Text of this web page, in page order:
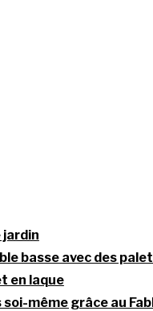
jardin
basse avec des
en laque
soi-même grâce au